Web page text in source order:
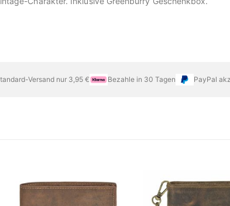
Versand nur 3,95 € Bezahle in 30 Tagen PayPal